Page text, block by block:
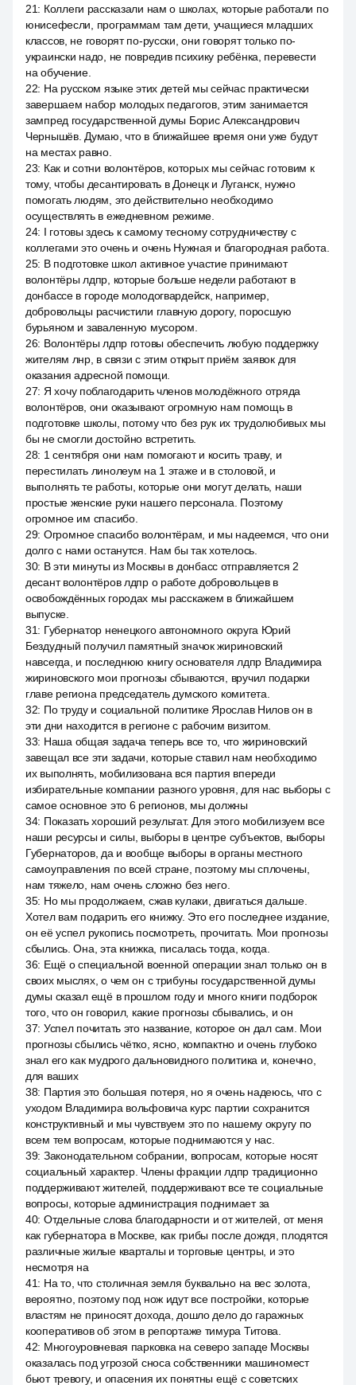
21: Коллеги рассказали нам о школах, которые работали по
юнисефесли, программам там дети, учащиеся младших
классов, не говорят по-русски, они говорят только по-
украински надо, не повредив психику ребёнка, перевести
на обучение.
22: На русском языке этих детей мы сейчас практически
завершаем набор молодых педагогов, этим занимается
зампред государственной думы Борис Александрович
Чернышёв. Думаю, что в ближайшее время они уже будут
на местах равно.
23: Как и сотни волонтёров, которых мы сейчас готовим к
тому, чтобы десантировать в Донецк и Луганск, нужно
помогать людям, это действительно необходимо
осуществлять в ежедневном режиме.
24: I готовы здесь к самому тесному сотрудничеству с
коллегами это очень и очень Нужная и благородная работа.
25: В подготовке школ активное участие принимают
волонтёры лдпр, которые больше недели работают в
донбассе в городе молодогвардейск, например,
добровольцы расчистили главную дорогу, поросшую
бурьяном и заваленную мусором.
26: Волонтёры лдпр готовы обеспечить любую поддержку
жителям лнр, в связи с этим открыт приём заявок для
оказания адресной помощи.
27: Я хочу поблагодарить членов молодёжного отряда
волонтёров, они оказывают огромную нам помощь в
подготовке школы, потому что без рук их трудолюбивых мы
бы не смогли достойно встретить.
28: 1 сентября они нам помогают и косить траву, и
перестилать линолеум на 1 этаже и в столовой, и
выполнять те работы, которые они могут делать, наши
простые женские руки нашего персонала. Поэтому
огромное им спасибо.
29: Огромное спасибо волонтёрам, и мы надеемся, что они
долго с нами останутся. Нам бы так хотелось.
30: В эти минуты из Москвы в донбасс отправляется 2
десант волонтёров лдпр о работе добровольцев в
освобождённых городах мы расскажем в ближайшем
выпуске.
31: Губернатор ненецкого автономного округа Юрий
Бездудный получил памятный значок жириновский
навсегда, и последнюю книгу основателя лдпр Владимира
жириновского мои прогнозы сбываются, вручил подарки
главе региона председатель думского комитета.
32: По труду и социальной политике Ярослав Нилов он в
эти дни находится в регионе с рабочим визитом.
33: Наша общая задача теперь все то, что жириновский
завещал все эти задачи, которые ставил нам необходимо
их выполнять, мобилизована вся партия впереди
избирательные компании разного уровня, для нас выборы с
самое основное это 6 регионов, мы должны
34: Показать хороший результат. Для этого мобилизуем все
наши ресурсы и силы, выборы в центре субъектов, выборы
Губернаторов, да и вообще выборы в органы местного
самоуправления по всей стране, поэтому мы сплочены,
нам тяжело, нам очень сложно без него.
35: Но мы продолжаем, сжав кулаки, двигаться дальше.
Хотел вам подарить его книжку. Это его последнее издание,
он её успел рукопись посмотреть, прочитать. Мои прогнозы
сбылись. Она, эта книжка, писалась тогда, когда.
36: Ещё о специальной военной операции знал только он в
своих мыслях, о чем он с трибуны государственной думы
думы сказал ещё в прошлом году и много книги подборок
того, что он говорил, какие прогнозы сбывались, и он
37: Успел почитать это название, которое он дал сам. Мои
прогнозы сбылись чётко, ясно, компактно и очень глубоко
знал его как мудрого дальновидного политика и, конечно,
для ваших
38: Партия это большая потеря, но я очень надеюсь, что с
уходом Владимира вольфовича курс партии сохранится
конструктивный и мы чувствуем это по нашему округу по
всем тем вопросам, которые поднимаются у нас.
39: Законодательном собрании, вопросам, которые носят
социальный характер. Члены фракции лдпр традиционно
поддерживают жителей, поддерживают все те социальные
вопросы, которые администрация поднимает за
40: Отдельные слова благодарности и от жителей, от меня
как губернатора в Москве, как грибы после дождя, плодятся
различные жилые кварталы и торговые центры, и это
несмотря на
41: На то, что столичная земля буквально на вес золота,
вероятно, поэтому под нож идут все постройки, которые
властям не приносят дохода, дошло дело до гаражных
кооперативов об этом в репортаже тимура Титова.
42: Многоуровневая парковка на северо западе Москвы
оказалась под угрозой сноса собственники машиномест
бьют тревогу, и опасения их понятны ещё с советских